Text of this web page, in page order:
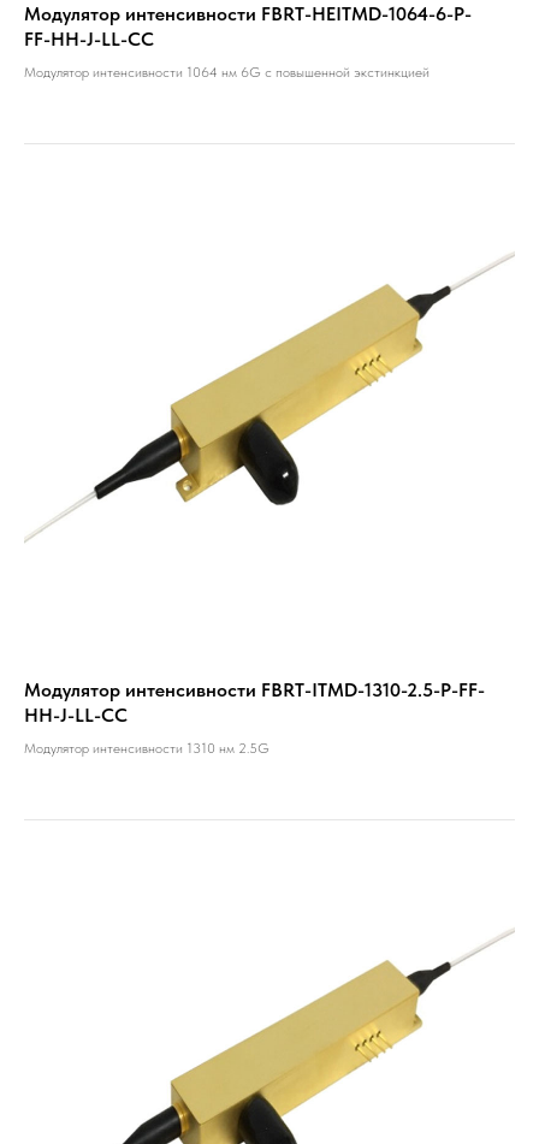
Модулятор интенсивности FBRT-HEITMD-1064-6-P-
FF-HH-J-LL-CC
Модулятор интенсивности 1064 нм 6G с повышенной экстинкцией
Модулятор интенсивности FBRT-ITMD-1310-2.5-P-FF-
HH-J-LL-CC
Модулятор интенсивности 1310 нм 2.5G